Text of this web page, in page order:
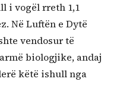
i vogël rreth 1,1
Në Luftën e Dytë
vendosur të
biologjike, andaj
këtë ishull nga